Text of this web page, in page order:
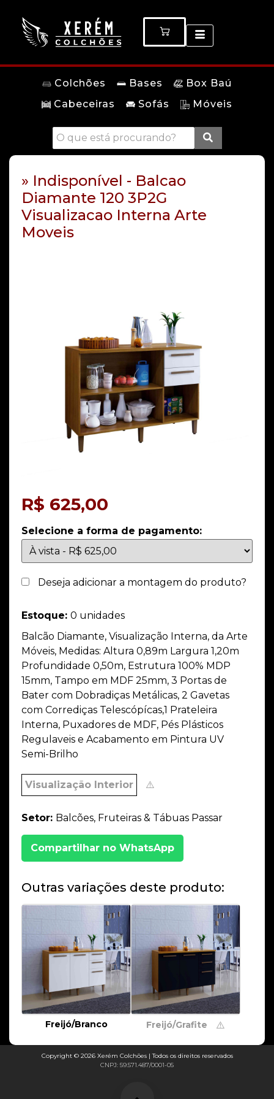
Colchões Bases
Box Baú
Cabeceiras
Sofás Móveis
» Indisponível - Balcao
Diamante 120 3P2G
Visualizacao Interna Arte
Moveis
R$ 625,00
Selecione a forma de pagamento:
Deseja adicionar a montagem do produto?
Estoque: 0 unidades
Balcão Diamante, Visualização Interna, da Arte
Móveis, Medidas: Altura 0,89m Largura 1,20m
Profundidade 0,50m, Estrutura 100% MDP
15mm, Tampo em MDF 25mm, 3 Portas de
Bater com Dobradiças Metálicas, 2 Gavetas
com Corrediças Telescópícas,1 Prateleira
Interna, Puxadores de MDF, Pés Plásticos
Regulaveis e Acabamento em Pintura UV
Semi-Brilho
Visualização Interior ⚠️
Setor: Balcões, Fruteiras & Tábuas Passar
Compartilhar no WhatsApp
Outras variações deste produto:
Freijó/Branco Freijó/Grafite ⚠️
Copyright © 2026 Xerém Colchões | Todos os direitos reservados
CNPJ: 59.571.487/0001-05